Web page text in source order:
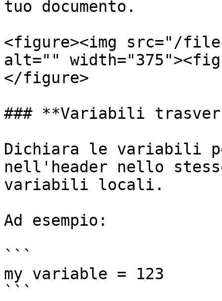
tuo documento.
<figure><img src="/
alt=""
</figure>
### **Variabili
Dichiara le variabili
nell'header nello
variabili locali.
Ad esempio:
```
my variable = 123
```